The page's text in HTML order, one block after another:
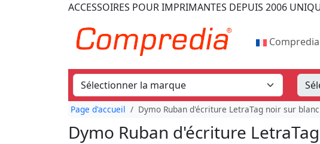
ACCESSOIRES POUR IMPRIMANTES DEPUIS 2006
Page d'accueil Dymo Ruban d'écriture LetraTag noir sur
Dymo Ruban d'écriture